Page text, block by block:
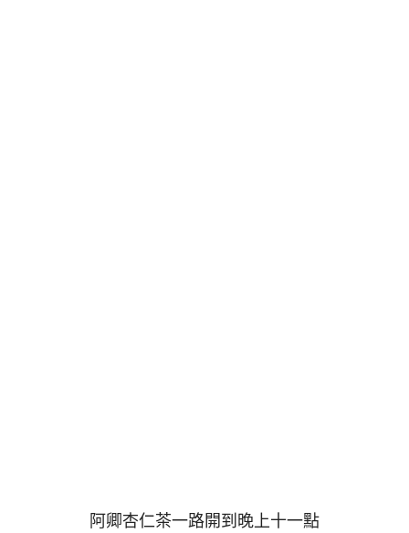
阿卿杏仁茶一路開到晚上十一點